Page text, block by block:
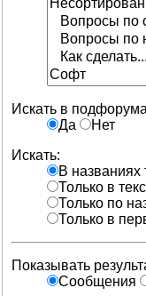
Искать в
Да
Нет
Искать:
В названиях
Только в
Только по
Только в
Показывать
Сообщения